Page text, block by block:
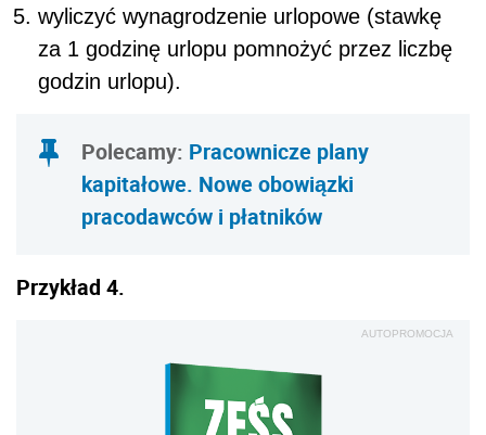
wyliczyć wynagrodzenie urlopowe (stawkę
za 1 godzinę urlopu pomnożyć przez liczbę
godzin urlopu).
Polecamy: Pracownicze plany
kapitałowe. Nowe obowiązki
pracodawców i płatników
Przykład 4.
AUTOPROMOCJA